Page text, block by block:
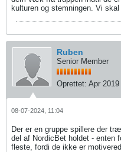
kulturen og stemningen. Vi
Ruben
Senior Member
Oprettet: Apr 2019
08-07-2024, 11:04
Der er en gruppe spillere der
del af NordicBet holdet - enten
fleste, fordi de ikke er